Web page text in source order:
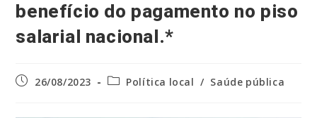
benefício do pagamento no piso
salarial nacional.*
Post26/08/2023
Categoria
Política local / Saúde pública